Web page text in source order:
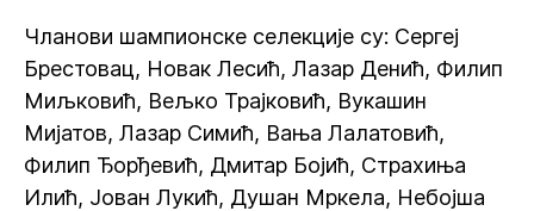
Чланови шампионске селекције су: Сергеј
Брестовац, Новак Лесић, Лазар Денић, Филип
Миљковић, Вељко Трајковић, Вукашин
Мијатов, Лазар Симић, Вања Лалатовић,
Филип Ђорђевић, Дмитар Бојић, Страхиња
Илић, Јован Лукић, Душан Мркела, Небојша